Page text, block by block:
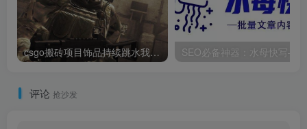
csgo搬砖项目饰品持续跳水我们该何去何从
评论 抢沙发